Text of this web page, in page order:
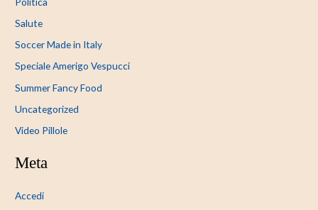
Salute
Soccer Made in Italy
Speciale Amerigo Vespucci
Summer Fancy Food
Uncategorized
Video Pillole
Meta
Accedi